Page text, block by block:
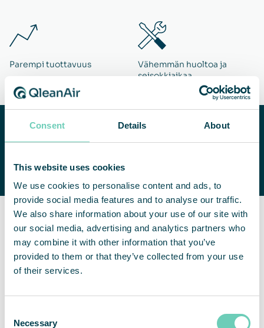
Consent Details About
This website uses cookies
We use cookies to personalise content and ads, to
provide social media features and to analyse our traffic.
We also share information about your use of our site with
our social media, advertising and analytics partners who
may combine it with other information that you’ve
provided to them or that they’ve collected from your use
of their services.
Selection
Necessary
Parempi tuottavuus
Vähemmän huoltoa ja
seisokkiaikaa
Tarvitsetko apua sisäilman
laadun parantamisessa?
Autamme sinua mielellämme
The QleanAir Difference
Toimitamme ratkaisumme vaivattomasti palveluna.
Räätälöimme ratkaisun tarpeidesi mukaan suorittamalla
tulevaisuuden kannalta kestävä. The freedom of clean air –